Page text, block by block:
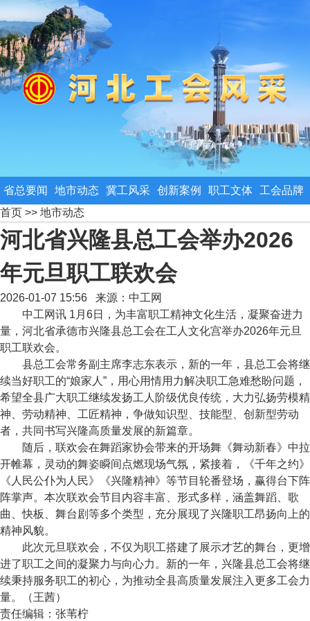
省总要闻 地市动态 冀工风采 创新案例 职工文体
工会品牌
首页 >> 地市动态
河北省兴隆县总工会举办2026
年元旦职工联欢会
2026-01-07 15:56 来源： 中工网
中工网讯 1月6日，为丰富职工精神文化生活，凝聚奋进力
量，河北省承德市兴隆县总工会在工人文化宫举办2026年元旦
职工联欢会。
县总工会常务副主席李志东表示，新的一年，县总工会将继
续当好职工的“娘家人”，用心用情用力解决职工急难愁盼问题，
希望全县广大职工继续发扬工人阶级优良传统，大力弘扬劳模精
神、劳动精神、工匠精神，争做知识型、技能型、创新型劳动
者，共同书写兴隆高质量发展的新篇章。
随后，联欢会在舞蹈家协会带来的开场舞《舞动新春》中拉
开帷幕，灵动的舞姿瞬间点燃现场气氛，紧接着，《千年之约》
《人民公仆为人民》《兴隆精神》等节目轮番登场，赢得台下阵
阵掌声。本次联欢会节目内容丰富、形式多样，涵盖舞蹈、歌
曲、快板、舞台剧等多个类型，充分展现了兴隆职工昂扬向上的
精神风貌。
此次元旦联欢会，不仅为职工搭建了展示才艺的舞台，更增
进了职工之间的凝聚力与向心力。新的一年，兴隆县总工会将继
续秉持服务职工的初心，为推动全县高质量发展注入更多工会力
量。（王茜）
责任编辑： 张苇柠